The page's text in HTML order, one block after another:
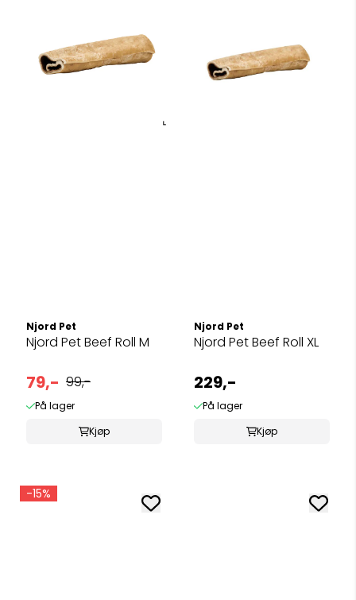
Njord Pet
Njord Pet Beef Roll M
79,- 99,-
På lager
Kjøp
Njord Pet
Njord Pet Beef Roll XL
229,-
På lager
Kjøp
-15%